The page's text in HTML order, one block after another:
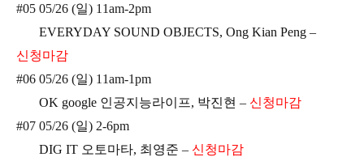
#05 05/26 (일) 11am-2pm
EVERYDAY SOUND OBJECTS, Ong Kian Peng –
신청마감
#06 05/26 (일) 11am-1pm
OK google 인공지능라이프, 박진현 – 신청마감
#07 05/26 (일) 2-6pm
DIG IT 오토마타, 최영준 – 신청마감